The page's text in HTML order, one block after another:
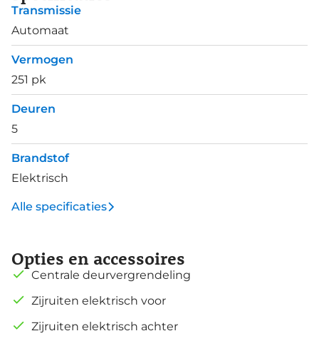
Transmissie
Automaat
Vermogen
251 pk
Deuren
5
Brandstof
Elektrisch
Alle specificaties
Opties en accessoires
Centrale deurvergrendeling
Zijruiten elektrisch voor
Zijruiten elektrisch achter